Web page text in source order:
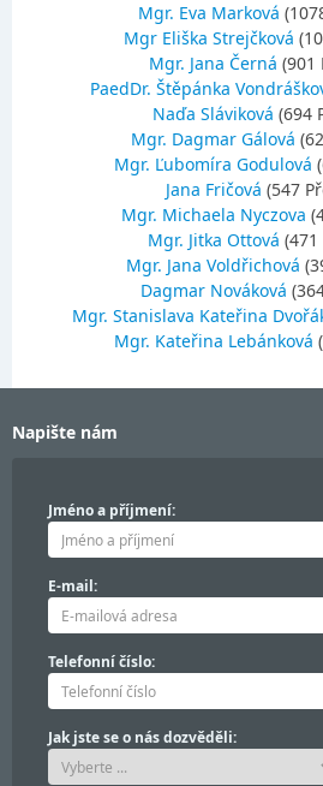
Mgr. Eva Marková
Mgr Eliška Strejčková
Mgr. Jana Černá (901
PaedDr. Štěpánka
Naďa Sláviková (694
Mgr. Dagmar Gálová
Mgr. Ľubomíra Godulová
Jana Fričová (547
Mgr. Michaela Nyczova
Mgr. Jitka Ottová (471
Mgr. Jana Voldřichová
Dagmar Nováková
Mgr. Stanislava Kateřina
Mgr. Kateřina Lebánková
Napište nám
Jméno a příjmení:
E-mail:
Telefonní číslo:
Jak jste se o nás dozvěděli: